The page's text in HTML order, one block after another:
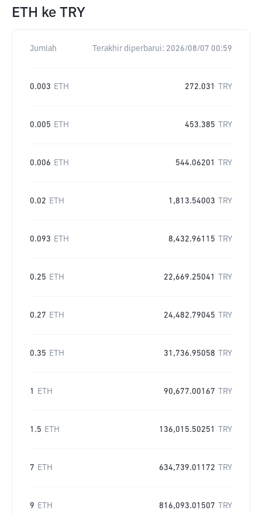
ETH ke TRY
Jumlah Terakhir diperbarui: 2026/08/07 00:59
0.003 ETH 272.031 TRY
0.005 ETH 453.385 TRY
0.006 ETH 544.06201 TRY
0.02 ETH 1,813.54003 TRY
0.093 ETH 8,432.96115 TRY
0.25 ETH 22,669.25041 TRY
0.27 ETH 24,482.79045 TRY
0.35 ETH 31,736.95058 TRY
1 ETH 90,677.00167 TRY
1.5 ETH 136,015.50251 TRY
7 ETH 634,739.01172 TRY
9 ETH 816,093.01507 TRY